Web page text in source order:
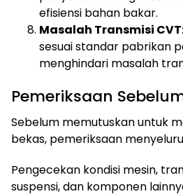
efisiensi bahan bakar.
Masalah Transmisi
sesuai standar pabrikan
menghindari masalah
Pemeriksaan
Sebelum memutuskan untuk
bekas, pemeriksaan
Pengecekan kondisi mesin,
suspensi, dan komponen